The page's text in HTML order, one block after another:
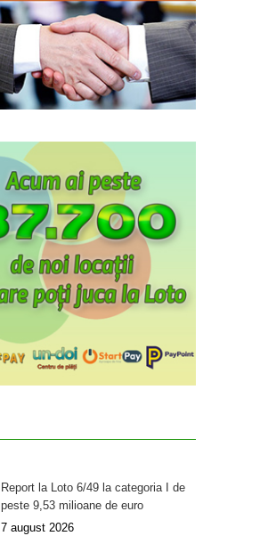
Report la Loto 6/49 la categoria I de
peste 9,53 milioane de euro
7 august 2026